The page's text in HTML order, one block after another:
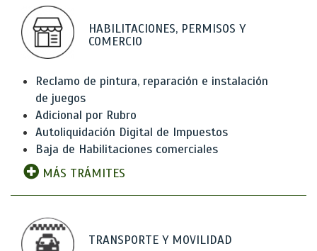
HABILITACIONES, PERMISOS Y
COMERCIO
Reclamo de pintura, reparación e instalación
de juegos
Adicional por Rubro
Autoliquidación Digital de Impuestos
Baja de Habilitaciones comerciales
MÁS TRÁMITES
TRANSPORTE Y MOVILIDAD